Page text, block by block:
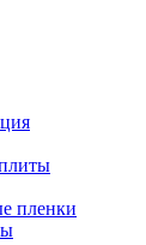
пленки